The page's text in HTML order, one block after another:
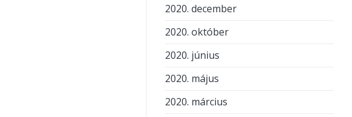
2020. december
2020. október
2020. június
2020. május
2020. március